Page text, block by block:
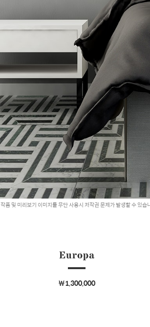
작품 및 미리보기 이미지를 무단 사용시 저작권 문제가 발생할 수 있습
Europa
￦1,300,000